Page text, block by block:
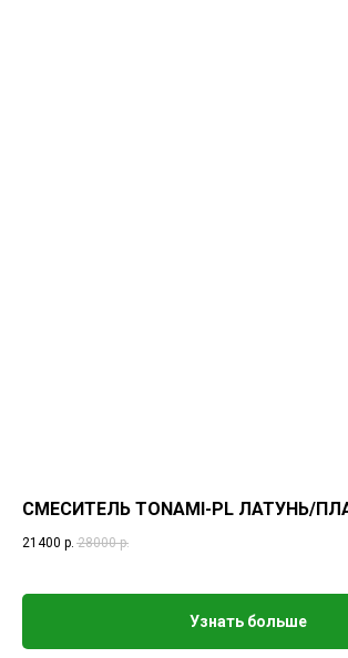
СМЕСИТЕЛЬ TONAMI-PL ЛАТУНЬ/
21400 р. 28000 р.
Узнать больше